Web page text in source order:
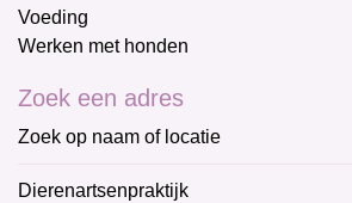
Voeding
Werken met honden
Zoek een adres
Zoek op naam of locatie
Dierenartsenpraktijk